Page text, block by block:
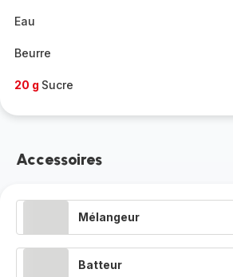
Eau
Beurre
20 g Sucre
Accessoires
Mélangeur
Batteur